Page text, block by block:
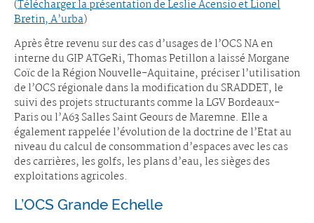
(Télécharger la présentation de Leslie Acensio et Lionel
Bretin, A’urba)
Après être revenu sur des cas d’usages de l’OCS NA en
interne du GIP ATGeRi, Thomas Petillon a laissé Morgane
Coïc de la Région Nouvelle-Aquitaine, préciser l’utilisation
de l’OCS régionale dans la modification du SRADDET, le
suivi des projets structurants comme la LGV Bordeaux-
Paris ou l’A63 Salles Saint Geours de Maremne. Elle a
également rappelée l’évolution de la doctrine de l’Etat au
niveau du calcul de consommation d’espaces avec les cas
des carrières, les golfs, les plans d’eau, les sièges des
exploitations agricoles.
L’OCS Grande Echelle